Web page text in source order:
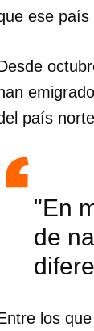
ese país
país
"En
de
los